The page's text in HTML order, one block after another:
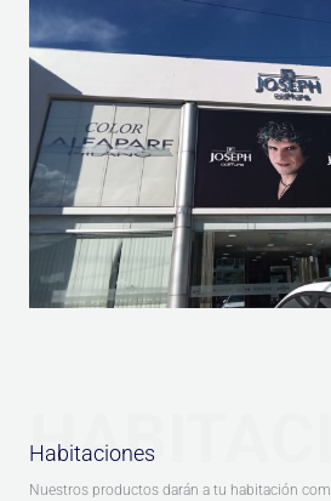
Habitaciones
Nuestros productos darán a tu habitación